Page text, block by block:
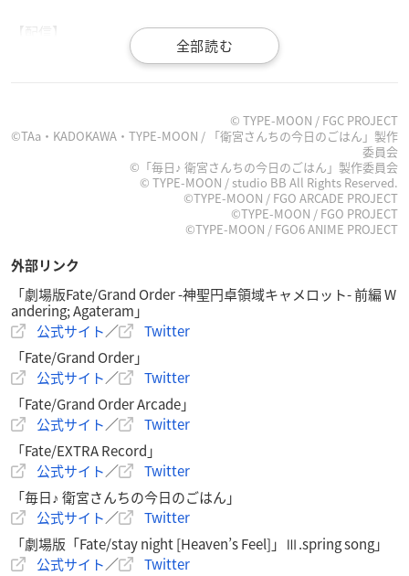
【配信】
・ニコニコ生放送：視聴ページ
メインナビゲーター：マフィア梶田、川澄綾子
トークゲスト：植田佳奈・ 島﨑信長 ・杉山紀彰
「劇場版Fate/Grand Order -神聖円卓領域キャメロット- 前編 W
「Fate/Grand Order」
「Fate/Grand Order Arcade」
「Fate/EXTRA Record」
「毎日♪ 衛宮さんちの今日のごはん」
「劇場版「Fate/stay night [Heaven’s Feel]」Ⅲ.spring song」
「Fate/Grand Order」完全新作ショートアニメ」
© TYPE-MOON / FGC PROJECT
©TAa・KADOKAWA・TYPE-MOON / 「衛宮さんちの今日のごはん」製作
委員会
©「毎日♪ 衛宮さんちの今日のごはん」製作委員会
© TYPE-MOON / studio BB All Rights Reserved.
©TYPE-MOON / FGO ARCADE PROJECT
©TYPE-MOON / FGO PROJECT
©TYPE-MOON / FGO6 ANIME PROJECT
外部リンク
「劇場版Fate/Grand Order -神聖円卓領域キャメロット- 前編 W
andering; Agateram」
公式サイト／
Twitter
「Fate/Grand Order」
公式サイト／
Twitter
「Fate/Grand Order Arcade」
公式サイト／
Twitter
「Fate/EXTRA Record」
公式サイト／
Twitter
「毎日♪ 衛宮さんちの今日のごはん」
公式サイト／
Twitter
「劇場版「Fate/stay night [Heaven’s Feel]」Ⅲ.spring song」
公式サイト／
Twitter